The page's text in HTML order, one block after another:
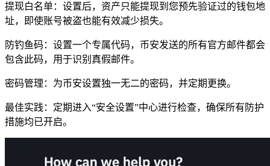
提现白名单：设置后，资产只能提现到您预先验证过的钱包地
址，即使账号被盗也能有效减少损失。
防钓鱼码：设置一个专属代码，币安发送的所有官方邮件都会
包含此码，用于识别真假邮件。
密码管理：为币安设置独一无二的密码，并定期更换。
最佳实践：定期进入“安全设置”中心进行检查，确保所有防护
措施均已开启。